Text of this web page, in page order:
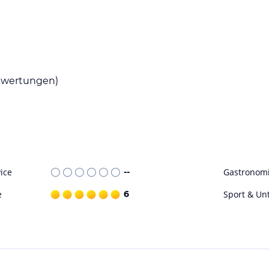
Sie können im Fitnessstudio trainieren
sind beliebte Aktivitäten in der
Gewähr. Bitte lies vor der Buchung die
--
6 Sport &